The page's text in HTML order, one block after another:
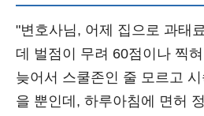
"변호사님, 어제 집으로 과태
데 벌점이 무려 60점이나 찍
늦어서 스쿨존인 줄 모르고
을 뿐인데, 하루아침에 면허